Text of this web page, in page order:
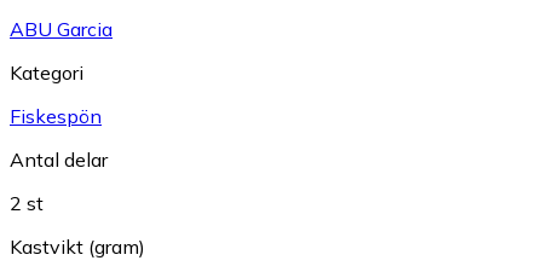
ABU Garcia
Kategori
Fiskespön
Antal delar
2 st
Kastvikt (gram)